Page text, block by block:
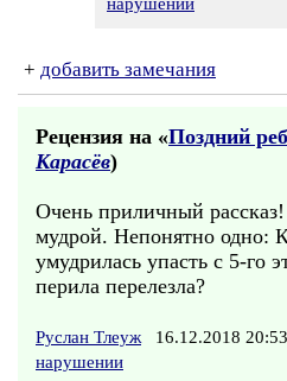
+ добавить замечания
Рецензия на «Поздний
Карасёв)
Очень приличный рассказ!
мудрой. Непонятно одно:
умудрилась упасть с 5-го
перила перелезла?
Руслан Тлеуж 16.12.2018
нарушении